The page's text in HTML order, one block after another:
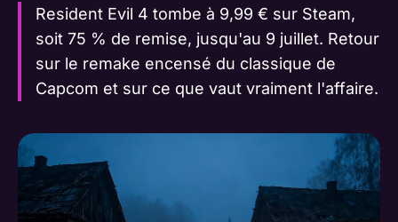
Resident Evil 4 tombe à 9,99 € sur Steam,
soit 75 % de remise, jusqu'au 9 juillet. Retour
sur le remake encensé du classique de
Capcom et sur ce que vaut vraiment l'affaire.